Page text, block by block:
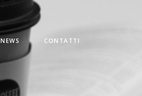
NEWS CONTATTI